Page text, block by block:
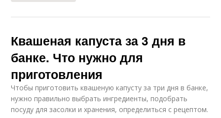
Квашеная капуста за 3 дня в
банке. Что нужно для
приготовления
Чтобы приготовить квашеную капусту за три дня в банке,
нужно правильно выбрать ингредиенты, подобрать
посуду для засолки и хранения, определиться с рецептом.